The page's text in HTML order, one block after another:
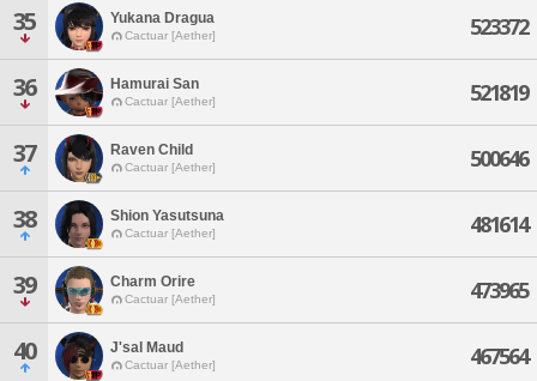
35 Yukana Dragua
Cactuar [Aether] 523372
36 Hamurai San
Cactuar [Aether] 521819
37 Raven Child
Cactuar [Aether] 500646
38 Shion Yasutsuna
Cactuar [Aether] 481614
39 Charm Orire
Cactuar [Aether] 473965
40 J'sal Maud
Cactuar [Aether] 467564